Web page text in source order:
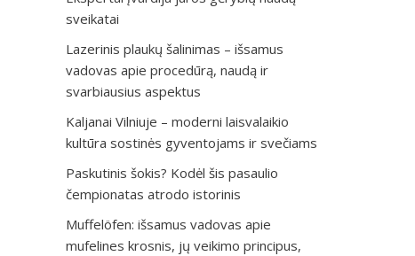
sveikatai
Lazerinis plaukų šalinimas – išsamus
vadovas apie procedūrą, naudą ir
svarbiausius aspektus
Kaljanai Vilniuje – moderni laisvalaikio
kultūra sostinės gyventojams ir svečiams
Paskutinis šokis? Kodėl šis pasaulio
čempionatas atrodo istorinis
Muffelöfen: išsamus vadovas apie
mufelines krosnis, jų veikimo principus,